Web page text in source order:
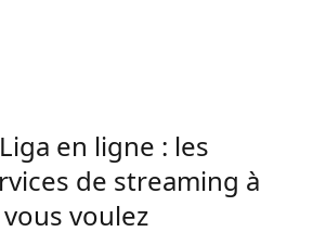
en ligne : les
de streaming à
voulez